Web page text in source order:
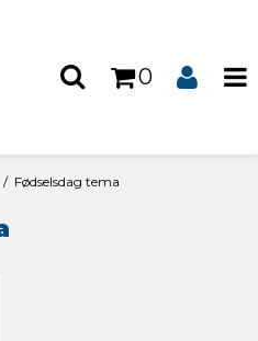
0
/ Fødselsdag tema